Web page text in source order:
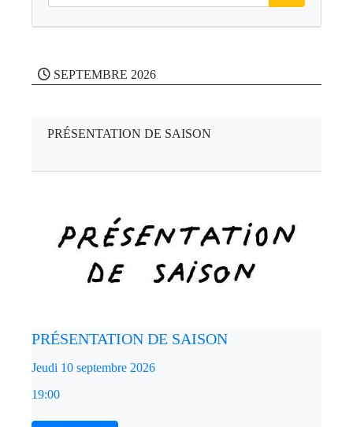
SEPTEMBRE 2026
PRÉSENTATION DE SAISON
PRÉSENTATION DE SAISON
Jeudi 10 septembre 2026
19:00